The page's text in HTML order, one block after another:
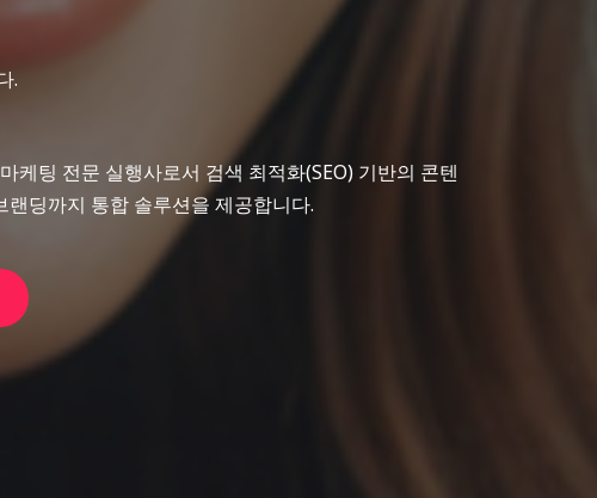
.
케팅 전문 실행사로서 검색 최적화(SEO) 기반의 콘텐
랜딩까지 통합 솔루션을 제공합니다.